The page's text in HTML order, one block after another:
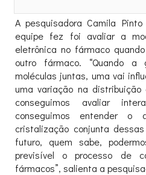
A pesquisadora Camila
equipe fez foi avaliar a
eletrônica no fármaco
outro fármaco. “Quando
moléculas juntas, uma vai
uma variação na
conseguimos avaliar
conseguimos entender o
cristalização conjunta
futuro, quem sabe,
previsível o processo de
fármacos”, salienta a